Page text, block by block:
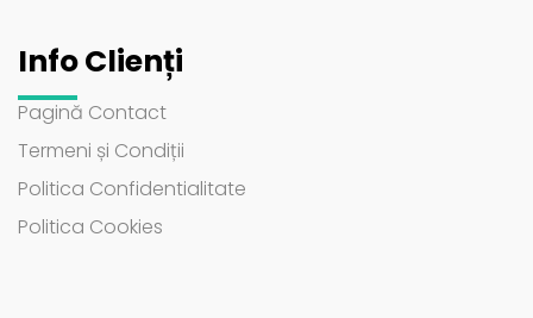
Info Clienți
Pagină Contact
Termeni și Condiții
Politica Confidentialitate
Politica Cookies